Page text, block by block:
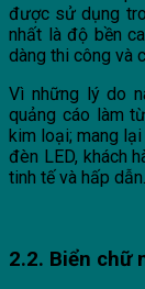
được sử dụng
nhất là độ bền
dàng thi công và
Vì những lý do
quảng cáo làm
kim loại; mang
đèn LED, khách
tinh tế và hấp dẫn.
2.2. Biển chữ